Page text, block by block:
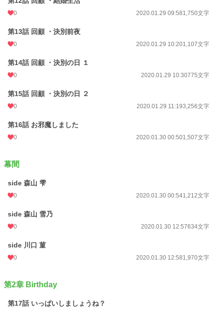
0 2020.01.29 09:581,750文字
第13話 回顧 ・決別前夜
0 2020.01.29 10:201,107文字
第14話 回顧 ・決別の日 １
0 2020.01.29 10:30775文字
第15話 回顧 ・決別の日 ２
0 2020.01.29 11:193,256文字
第16話 お邪魔しました
0 2020.01.30 00:501,507文字
幕間
side 森山 雫
0 2020.01.30 00:541,212文字
side 森山 雪乃
0 2020.01.30 12:57634文字
side 川口 菫
0 2020.01.30 12:581,970文字
第2章 Birthday
第17話 いっぱいしましょうね？